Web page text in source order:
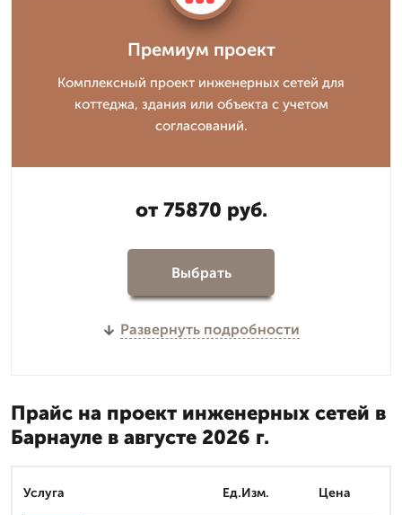
Премиум проект
Комплексный проект инженерных сетей для
коттеджа, здания или объекта с учетом
согласований.
от 75870 руб.
Выбрать
Развернуть подробности
Прайс на проект инженерных сетей в
Барнауле в августе 2026 г.
Услуга Ед.Изм. Цена